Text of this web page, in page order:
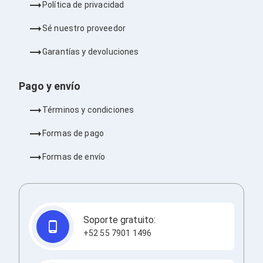
Ventiladores
Quemadores de DVD
Accesorios para Laptops
Maletines
Filtros de privacidad
Mochilas para Laptops
Soportes para Celulares y Tablets
Lápices para Tablets
Tablets
Audífonos
Webcams
Accesorios para PC's
Política de privacidad
Sé nuestro proveedor
Garantías y devoluciones
Pago y envío
Términos y condiciones
Formas de pago
Formas de envío
Soporte gratuito:
+52 55 7901 1496